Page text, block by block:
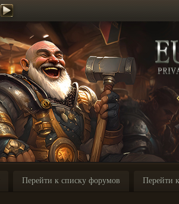
Перейти к списку форумов Перейти